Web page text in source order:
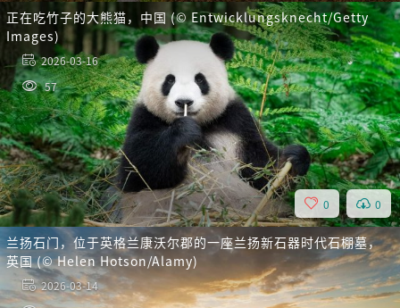
正在吃竹子的大熊猫，中国 (© Entwicklungsknecht/Getty
Images)
2026-03-16
57
0 0
兰扬石门，位于英格兰康沃尔郡的一座兰扬新石器时代石棚墓，
英国 (© Helen Hotson/Alamy)
2026-03-14